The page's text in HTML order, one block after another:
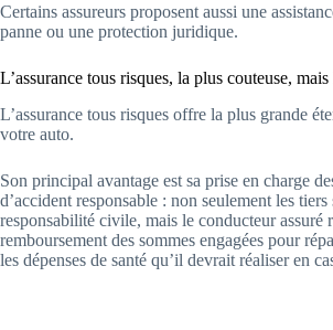
Certains assureurs proposent aussi une
panne ou une protection juridique.
L’assurance tous risques, la plus couteuse,
L’assurance tous risques offre la plus grande
votre auto.
Son principal avantage est sa prise en charge
d’accident responsable : non seulement les
responsabilité civile, mais le conducteur assuré
remboursement des sommes engagées pour
les dépenses de santé qu’il devrait réaliser en